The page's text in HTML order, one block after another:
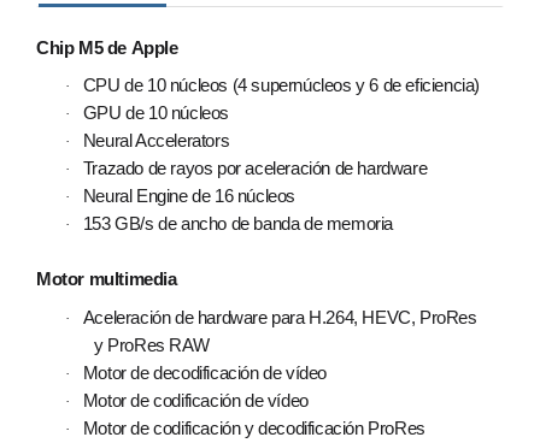
Chip M5 de Apple
· CPU de 10 núcleos (4 supernúcleos y 6 de eficiencia)
· GPU de 10 núcleos
· Neural Accelerators
· Trazado de rayos por aceleración de hardware
· Neural Engine de 16 núcleos
· 153 GB/s de ancho de banda de memoria
Motor multimedia
·
Aceleración de hardware para H.264, HEVC, ProRes
y ProRes RAW
· Motor de decodificación de vídeo
· Motor de codificación de vídeo
· Motor de codificación y decodificación ProRes